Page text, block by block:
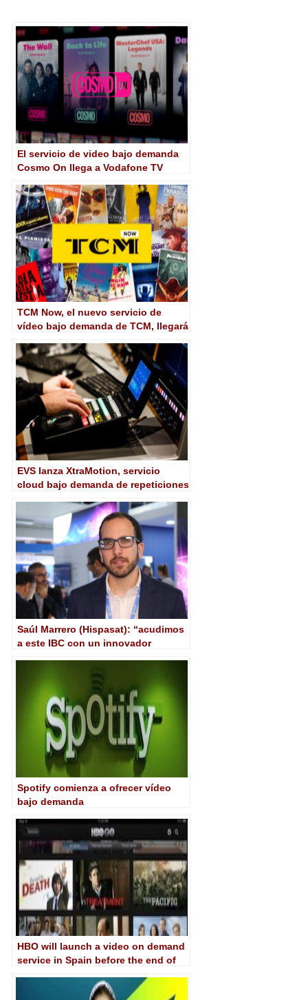
El servicio de video bajo demanda
Cosmo On llega a Vodafone TV
TCM Now, el nuevo servicio de
vídeo bajo demanda de TCM, llegará
EVS lanza XtraMotion, servicio
cloud bajo demanda de repeticiones
Saúl Marrero (Hispasat): “acudimos
a este IBC con un innovador
marítimos”
Spotify comienza a ofrecer vídeo
bajo demanda
HBO will launch a video on demand
service in Spain before the end of